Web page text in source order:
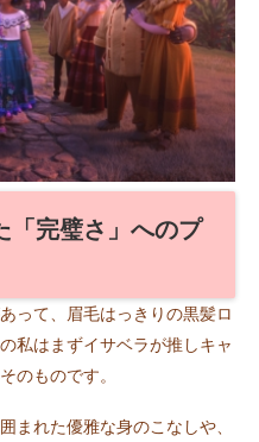
「完璧さ」へのプ
って、眉毛はっきりの黒髪ロ
私はまずイサベラが推しキャ
のものです。
まれた優雅な身のこなしや、